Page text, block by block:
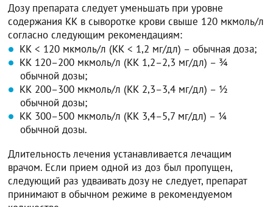
Дозу препарата следует уменьшать при уровне
содержания КК в сыворотке крови свыше 120 мкмоль/л
согласно следующим рекомендациям:
КК < 120 мкмоль/л (КК < 1,2 мг/дл) – обычная доза;
КК 120–200 мкмоль/л (КК 1,2–2,3 мг/дл) – ¾
обычной дозы;
КК 200–300 мкмоль/л (КК 2,3–3,4 мг/дл) – ½
обычной дозы;
КК 300–500 мкмоль/л (КК 3,4–5,7 мг/дл) – ¼
обычной дозы.
Длительность лечения устанавливается лечащим
врачом. Если прием одной из доз был пропущен,
следующий раз удваивать дозу не следует, препарат
принимают в обычном режиме в рекомендуемом